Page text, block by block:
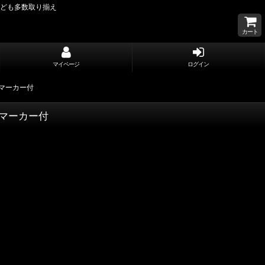
も多数取り揃え
カート
マイページ ログイン
ーカー付
ーカー付